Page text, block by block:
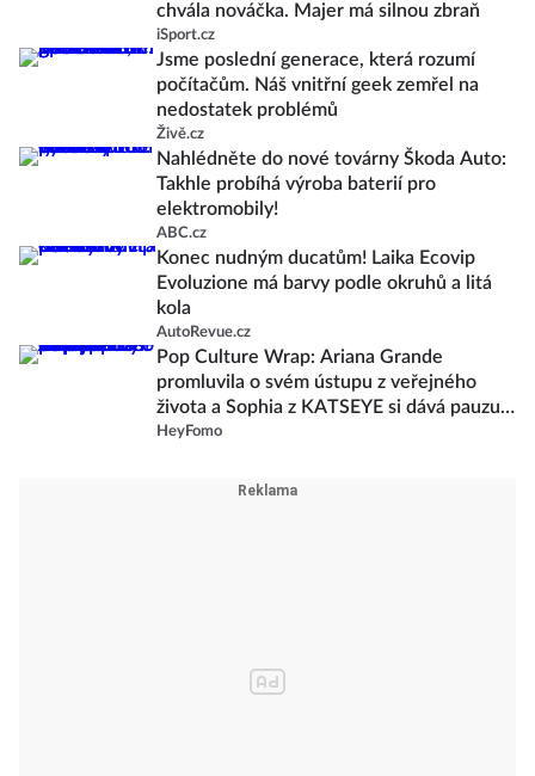
chvála nováčka. Majer má silnou zbraň
iSport.cz
Jsme poslední generace, která rozumí
počítačům. Náš vnitřní geek zemřel na
nedostatek problémů
Živě.cz
Nahlédněte do nové továrny Škoda Auto:
Takhle probíhá výroba baterií pro
elektromobily!
ABC.cz
Konec nudným ducatům! Laika Ecovip
Evoluzione má barvy podle okruhů a litá
kola
AutoRevue.cz
Pop Culture Wrap: Ariana Grande
promluvila o svém ústupu z veřejného
života a Sophia z KATSEYE si dává pauzu
od skupiny
HeyFomo